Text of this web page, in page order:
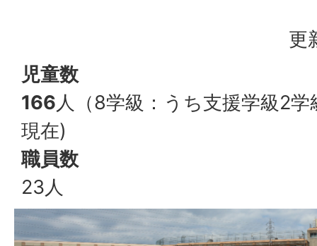
更
児童数
166人（8学級：うち支援学級2
現在)
職員数
23人